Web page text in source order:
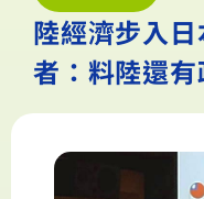
陸經濟步入
者：料陸還